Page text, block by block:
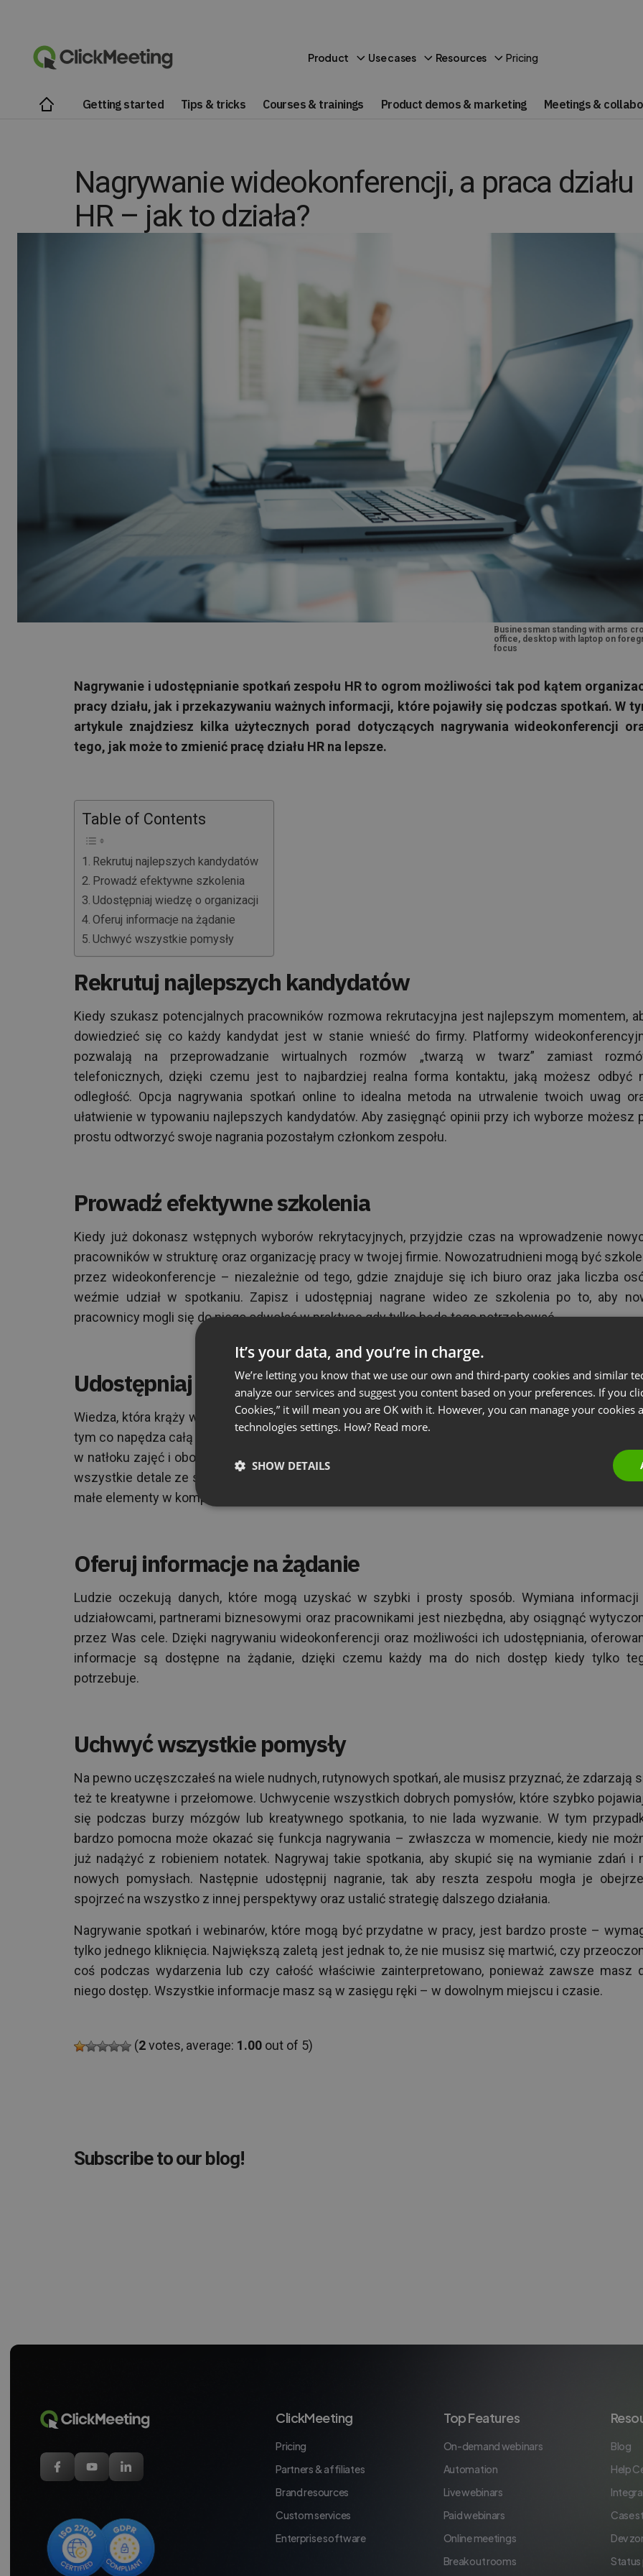
Product Use cases Resources Pricing
Getting started Tips & tricks Courses & trainings Product demos & marketing Meetings &
Nagrywanie wideokonferencji, a praca działu
HR – jak to działa?
Businessman standing with arms
office, desktop with laptop on
focus
Nagrywanie i udostępnianie spotkań zespołu HR to ogrom możliwości tak pod kątem
pracy działu, jak i przekazywaniu ważnych informacji, które pojawiły się podczas spotkań. W
artykule znajdziesz kilka użytecznych porad dotyczących nagrywania wideokonferencji
tego, jak może to zmienić pracę działu HR na lepsze.
Table of Contents
Rekrutuj najlepszych kandydatów
Prowadź efektywne szkolenia
Udostępniaj wiedzę o organizacji
Oferuj informacje na żądanie
Uchwyć wszystkie pomysły
Rekrutuj najlepszych kandydatów
Kiedy szukasz potencjalnych pracowników rozmowa rekrutacyjna jest najlepszym momentem,
dowiedzieć się co każdy kandydat jest w stanie wnieść do firmy. Platformy
pozwalają na przeprowadzanie wirtualnych rozmów „twarzą w twarz” zamiast
telefonicznych, dzięki czemu jest to najbardziej realna forma kontaktu, jaką możesz odbyć
odległość. Opcja nagrywania spotkań online to idealna metoda na utrwalenie twoich uwag
ułatwienie w typowaniu najlepszych kandydatów. Aby zasięgnąć opinii przy ich wyborze możesz
prostu odtworzyć swoje nagrania pozostałym członkom zespołu.
Prowadź efektywne szkolenia
Kiedy już dokonasz wstępnych wyborów rekrytacyjnych, przyjdzie czas na wprowadzenie
pracowników w strukturę oraz organizację pracy w twojej firmie. Nowozatrudnieni mogą być
przez wideokonferencje – niezależnie od tego, gdzie znajduje się ich biuro oraz jaka liczba
weźmie udział w spotkaniu. Zapisz i udostępniaj nagrane wideo ze szkolenia po to, aby
pracownicy mogli się do niego odwołać w praktyce gdy tylko będą tego potrzebować.
Udostępniaj wiedzę o organizacji
Wiedza, która krąży w Twojej organizacji – czy to nieudokumentowana, czy udokumentowana –
tym co napędza całą firmę. Zdecydowanie są to też te informacje, o których można łatwo
w natłoku zajęć i obowiązków. Skorzystaj z możliwości nagrywania wideokonferencji, aby
wszystkie detale ze spotkań, prezentacji, poradników czy dowolnych innych wydarzeń. Te
małe elementy w komplecie mają ogromną wartość.
Oferuj informacje na żądanie
Ludzie oczekują danych, które mogą uzyskać w szybki i prosty sposób. Wymiana
udziałowcami, partnerami biznesowymi oraz pracownikami jest niezbędna, aby osiągnąć
przez Was cele. Dzięki nagrywaniu wideokonferencji oraz możliwości ich udostępniania,
informacje są dostępne na żądanie, dzięki czemu każdy ma do nich dostęp kiedy tylko
potrzebuje.
Uchwyć wszystkie pomysły
Na pewno uczęszczałeś na wiele nudnych, rutynowych spotkań, ale musisz przyznać, że zdarzają
też te kreatywne i przełomowe. Uchwycenie wszystkich dobrych pomysłów, które szybko
się podczas burzy mózgów lub kreatywnego spotkania, to nie lada wyzwanie. W tym
bardzo pomocna może okazać się funkcja nagrywania – zwłaszcza w momencie, kiedy nie
już nadążyć z robieniem notatek. Nagrywaj takie spotkania, aby skupić się na wymianie zdań i
nowych pomysłach. Następnie udostępnij nagranie, tak aby reszta zespołu mogła je
spojrzeć na wszystko z innej perspektywy oraz ustalić strategię dalszego działania.
Nagrywanie spotkań i webinarów, które mogą być przydatne w pracy, jest bardzo proste –
tylko jednego kliknięcia. Największą zaletą jest jednak to, że nie musisz się martwić, czy
coś podczas wydarzenia lub czy całość właściwie zainterpretowano, ponieważ zawsze masz
niego dostęp. Wszystkie informacje masz są w zasięgu ręki – w dowolnym miejscu i czasie.
(2votes, average: 1.00 out of 5)
Subscribe to our blog!
ClickMeeting
Pricing
Partners & affiliates
Brand resources
Custom services
Enterprise software
Top Features
On-demand webinars
Automation
Live webinars
Paid webinars
Online meetings
Breakout rooms
Blog
Help
Case
Dev
Status
It’s your data, and you’re in charge.
We’re letting you know that we use our own and third-party cookies and similar
analyze our services and suggest you content based on your preferences. If you
Cookies,” it will mean you are OK with it. However, you can manage your cookies
technologies settings. How? Read more.
SHOW DETAILS